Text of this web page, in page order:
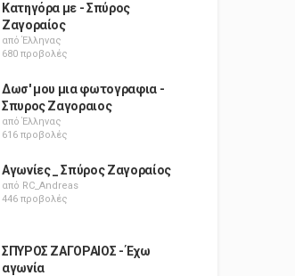
Κατηγόρα με - Σπύρος
Ζαγοραίος
απόΈλληνας
680 προβολές
Δωσ' μου μια φωτογραφια -
Σπυρος Ζαγοραιος
απόΈλληνας
616 προβολές
Αγωνίες _ Σπύρος Ζαγοραίος
από RC_Andreas
446 προβολές
ΣΠΥΡΟΣ ΖΑΓΟΡΑΙΟΣ - Έχω
αγωνία